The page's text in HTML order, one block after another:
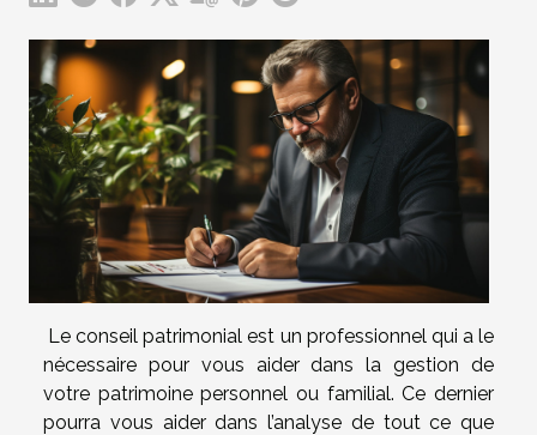
Le conseil patrimonial est un professionnel qui a le
nécessaire pour vous aider dans la gestion de
votre patrimoine personnel ou familial. Ce dernier
pourra vous aider dans l’analyse de tout ce que